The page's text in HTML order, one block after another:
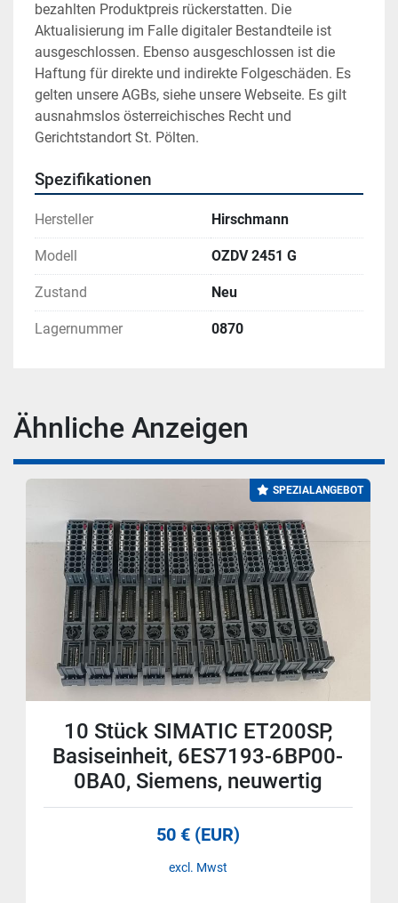
bezahlten Produktpreis rückerstatten. Die
Aktualisierung im Falle digitaler Bestandteile ist
ausgeschlossen. Ebenso ausgeschlossen ist die
Haftung für direkte und indirekte Folgeschäden. Es
gelten unsere AGBs, siehe unsere Webseite. Es gilt
ausnahmslos österreichisches Recht und
Gerichtstandort St. Pölten.
Spezifikationen
Hersteller Hirschmann
Modell OZDV 2451 G
Zustand Neu
Lagernummer 0870
Ähnliche Anzeigen
SPEZIALANGEBOT
10 Stück SIMATIC ET200SP,
Basiseinheit, 6ES7193-6BP00-
0BA0, Siemens, neuwertig
50 € (EUR)
excl. Mwst